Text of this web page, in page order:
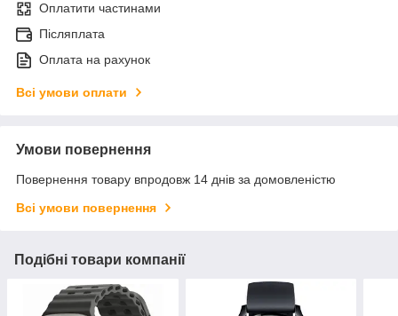
Оплатити частинами
Післяплата
Оплата на рахунок
Всі умови оплати
Умови повернення
Повернення товару впродовж 14 днів за домовленістю
Всі умови повернення
Подібні товари компанії